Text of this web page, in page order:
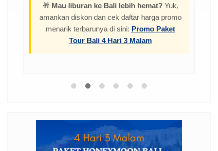
🎁 Mau liburan ke Bali lebih hemat?Yuk,
amankan diskon dan cek daftar harga promo
menarik terbarunya di sini: Promo Paket
Tour Bali 4 Hari 3 Malam